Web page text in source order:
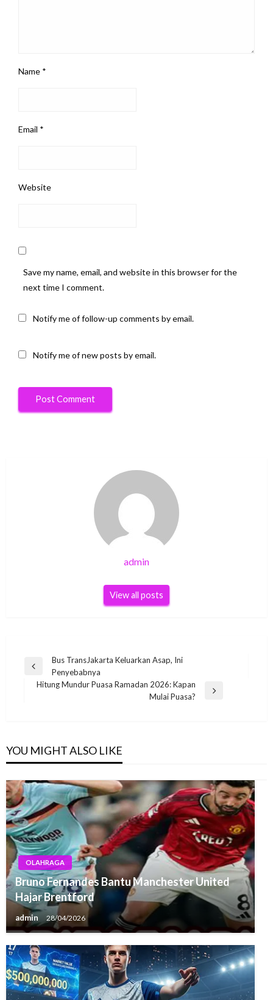
Name *
Email *
Website
Save my name, email, and website in this browser for the
next time I comment.
Notify me of follow-up comments by email.
Notify me of new posts by email.
admin
View all posts
Post
navigation
Previous
Post
Bus TransJakarta Keluarkan Asap, Ini
Penyebabnya
Hitung Mundur Puasa Ramadan 2026: Kapan
Mulai Puasa?
YOU MIGHT ALSO LIKE
OLAHRAGA
Bruno Fernandes Bantu Manchester United
Hajar Brentford
admin 28/04/2026